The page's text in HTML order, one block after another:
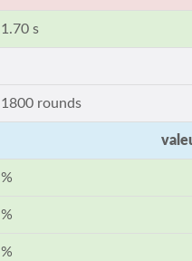
1.70 s
1800 rounds
%
%
%